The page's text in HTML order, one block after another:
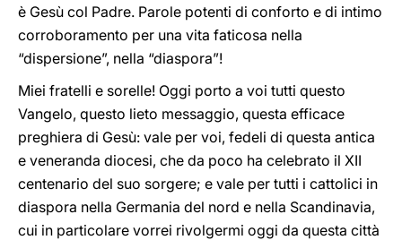
è Gesù col Padre. Parole potenti di conforto e di intimo
corroboramento per una vita faticosa nella
“dispersione”, nella “diaspora”!
Miei fratelli e sorelle! Oggi porto a voi tutti questo
Vangelo, questo lieto messaggio, questa efficace
preghiera di Gesù: vale per voi, fedeli di questa antica
e veneranda diocesi, che da poco ha celebrato il XII
centenario del suo sorgere; e vale per tutti i cattolici in
diaspora nella Germania del nord e nella Scandinavia,
cui in particolare vorrei rivolgermi oggi da questa città